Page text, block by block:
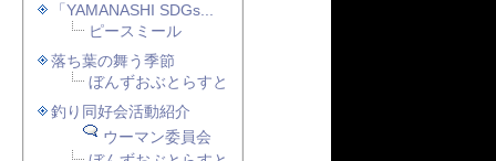
「YAMANASHI SDGs...
ピースミール
落ち葉の舞う季節
ぼんずおぶとらすと
釣り同好会活動紹介
ウーマン委員会